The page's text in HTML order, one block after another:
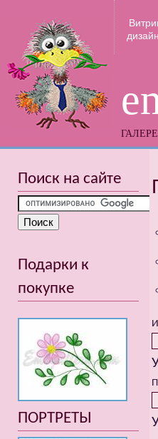
Поиск на сайте
Подарки к
покупке
ПОРТРЕТЫ